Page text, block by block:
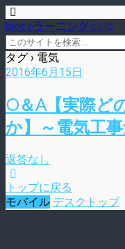
blog.eラーニング.co.jp
タグ › 電気
2016年6月15日
O＆A【実際ど
か】～電気工
返答なし
トップに戻る
モバイル デスクトップ